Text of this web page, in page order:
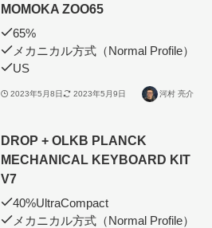
MOMOKA ZOO65
65%
メカニカル方式（Normal Profile）
US
2023年5月8日 2023年5月9日 河村 亮介
DROP + OLKB PLANCK
MECHANICAL KEYBOARD KIT
V7
40%UltraCompact
メカニカル方式（Normal Profile）